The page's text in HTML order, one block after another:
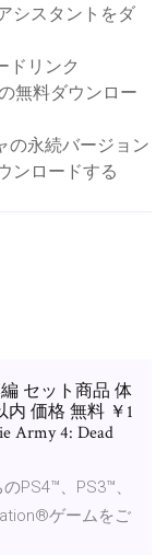
シスタントをダ
ドリンク
無料ダウンロー
の永続バージョン
ンロードする
セット商品 体
価格 無料 ￥1
Army 4: Dead
PS4™、PS3™、
ゲームをご